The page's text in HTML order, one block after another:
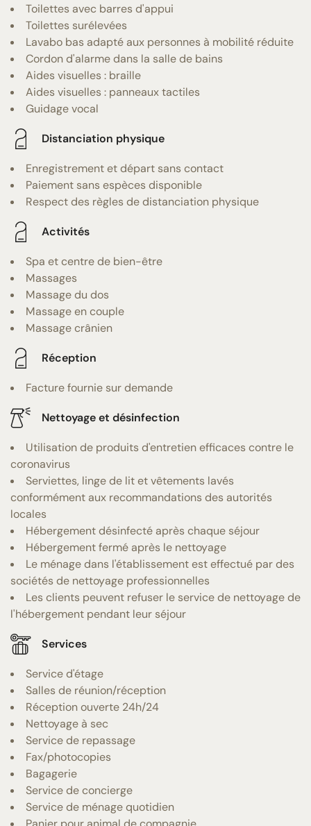
Toilettes avec barres d'appui
Toilettes surélevées
Lavabo bas adapté aux personnes à mobilité réduite
Cordon d'alarme dans la salle de bains
Aides visuelles : braille
Aides visuelles : panneaux tactiles
Guidage vocal
Distanciation physique
Enregistrement et départ sans contact
Paiement sans espèces disponible
Respect des règles de distanciation physique
Activités
Spa et centre de bien-être
Massages
Massage du dos
Massage en couple
Massage crânien
Réception
Facture fournie sur demande
Nettoyage et désinfection
Utilisation de produits d'entretien efficaces contre le
coronavirus
Serviettes, linge de lit et vêtements lavés
conformément aux recommandations des autorités
locales
Hébergement désinfecté après chaque séjour
Hébergement fermé après le nettoyage
Le ménage dans l'établissement est effectué par des
sociétés de nettoyage professionnelles
Les clients peuvent refuser le service de nettoyage de
l'hébergement pendant leur séjour
Services
Service d'étage
Salles de réunion/réception
Réception ouverte 24h/24
Nettoyage à sec
Service de repassage
Fax/photocopies
Bagagerie
Service de concierge
Service de ménage quotidien